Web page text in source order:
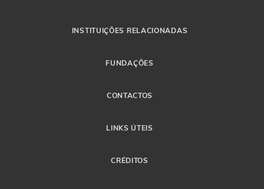
INSTITUIÇÕES RELACIONADAS
FUNDAÇÕES
CONTACTOS
LINKS ÚTEIS
CRÉDITOS